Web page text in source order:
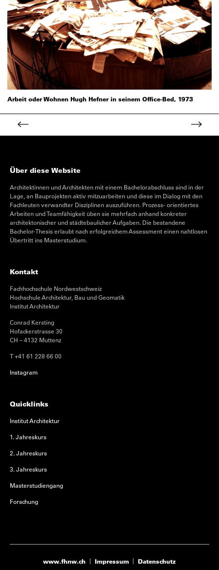
Arbeit oder Wohnen Hugh Hefner in seinem Office-Bed, 1973
Über diese Website
Architektinnen und Architekten mit einem Bachelorabschluss sind in der
Lage, an Bauprojekten aktiv mitzuarbeiten und diese im Dialog mit den
Fachleuten verwandter Disziplinen auszuführen. Prozess- orientiertes
Arbeiten und Teamfähigkeit üben sie mehrfach anhand konkreter
architektonischer und städtebaulicher Aufgaben. Die bestandene
Bachelor-Thesis erlaubt nach erfolgreichem Assessment einen nahtlosen
Übertritt ins Masterstudium.
Kontakt
Fachhochschule Nordwestschweiz
Hochschule Architektur, Bau und Geomatik
Institut Architektur
Conrad Kersting
Hofackerstrasse 30
CH – 4132 Muttenz
T +41 61 228 66 00
Instagram
Quicklinks
Institut Architektur
1. Jahreskurs
2. Jahreskurs
3. Jahreskurs
Masterstudiengang
Forschung
www.fhnw.ch Impressum Datenschutz